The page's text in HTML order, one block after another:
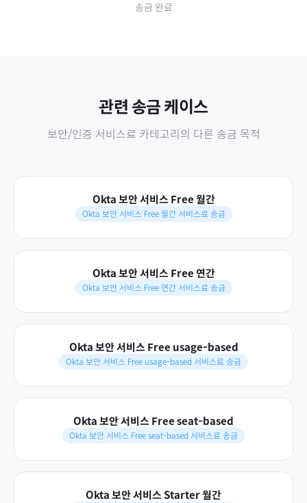
송금 완료
관련 송금 케이스
보안/인증 서비스료 카테고리의 다른 송금 목적
Okta 보안 서비스 Free 월간
Okta 보안 서비스 Free 월간 서비스료 송금
Okta 보안 서비스 Free 연간
Okta 보안 서비스 Free 연간 서비스료 송금
Okta 보안 서비스 Free usage-based
Okta 보안 서비스 Free usage-based 서비스료 송금
Okta 보안 서비스 Free seat-based
Okta 보안 서비스 Free seat-based 서비스료 송금
Okta 보안 서비스 Starter 월간